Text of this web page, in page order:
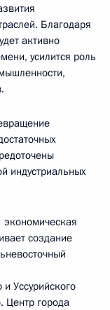
Благодаря
активно
усилится роль
индустриальных
создание
Уссурийского
Центр города